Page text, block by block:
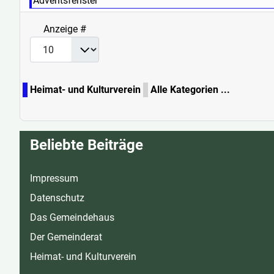
Anzeige #
Heimat- und Kulturverein Alle Kategorien ...
Beliebte Beiträge
Impressum
Datenschutz
Das Gemeindehaus
Der Gemeinderat
Heimat- und Kulturverein